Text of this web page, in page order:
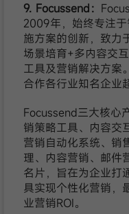
9. Focussend：
2009年，始终专注
施方案的创新，致力
场景培育+多内容交
工具及营销解决方案
合作各行业知名企业
Focussend三大核心
销策略工具、内容交
营销自动化系统、销
理、内容营销、邮件
名片，旨在为企业打
具实现个性化营销，
业营销ROI。